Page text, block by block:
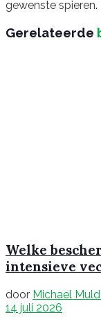
gewenste spieren.
Gerelateerde
Welke
intensieve
door Michael
14 juli 2026